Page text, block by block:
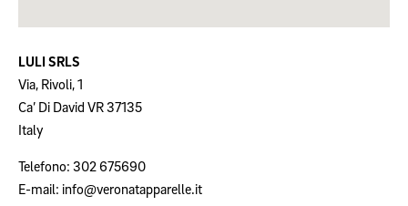
LULI SRLS
Via, Rivoli, 1
Ca’ Di David VR37135
Italy
Telefono: 302 675690
E-mail: info@veronatapparelle.it